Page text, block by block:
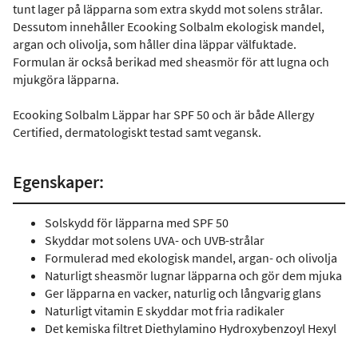
tunt lager på läpparna som extra skydd mot solens strålar.
Dessutom innehåller Ecooking Solbalm ekologisk mandel,
argan och olivolja, som håller dina läppar välfuktade.
Formulan är också berikad med sheasmör för att lugna och
mjukgöra läpparna.
Ecooking Solbalm Läppar har SPF 50 och är både Allergy
Certified, dermatologiskt testad samt vegansk.
Egenskaper:
Solskydd för läpparna med SPF 50
Skyddar mot solens UVA- och UVB-strålar
Formulerad med ekologisk mandel, argan- och olivolja
Naturligt sheasmör lugnar läpparna och gör dem mjuka
Ger läpparna en vacker, naturlig och långvarig glans
Naturligt vitamin E skyddar mot fria radikaler
Det kemiska filtret Diethylamino Hydroxybenzoyl Hexyl